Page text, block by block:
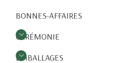
BONNES-AFFAIRES
CÉRÉMONIE
EMBALLAGES